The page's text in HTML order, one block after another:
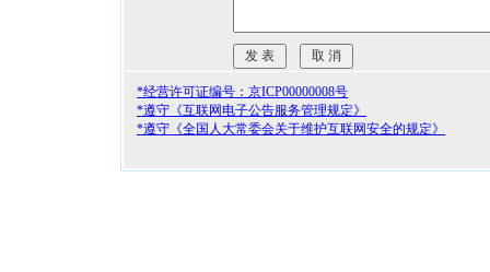
*经营许可证编号：京ICP00000008号
*遵守《互联网电子公告服务管理规定》
*遵守《全国人大常委会关于维护互联网安全的规定》